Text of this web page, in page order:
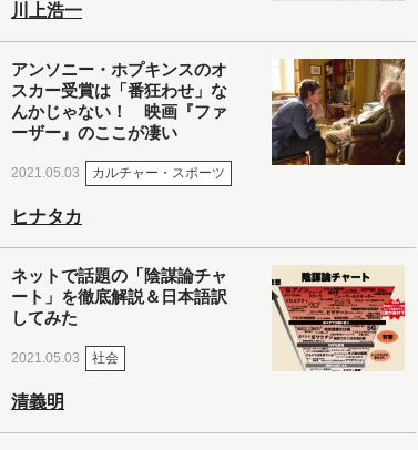
川上浩一
アンソニー・ホプキンスのオ
スカー受賞は「番狂わせ」な
んかじゃない！ 映画『ファ
ーザー』のここが凄い
2021.05.03 カルチャー・スポーツ
ヒナタカ
ネットで話題の「陰謀論チャ
ート」を徹底解説＆日本語訳
してみた
2021.05.03 社会
清義明